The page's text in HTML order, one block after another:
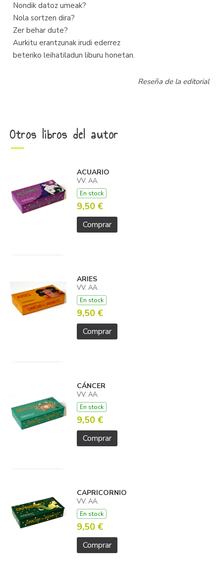
Nondik datoz umeak?
Nola sortzen dira?
Zer behar dute?
Aurkitu erantzunak irudi ederrez
beteriko leihatiladun liburu honetan.
Reseña de la editorial
Otros libros del autor
ACUARIO
VV. AA.
En stock
9,50 €
Comprar
ARIES
VV. AA.
En stock
9,50 €
Comprar
CÁNCER
VV. AA.
En stock
9,50 €
Comprar
CAPRICORNIO
VV. AA.
En stock
9,50 €
Comprar